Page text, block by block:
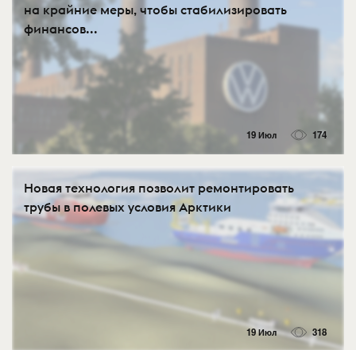
на крайние меры, чтобы стабилизировать
финансов...
19 Июл 174
Новая технология позволит ремонтировать
трубы в полевых условия Арктики
19 Июл 318